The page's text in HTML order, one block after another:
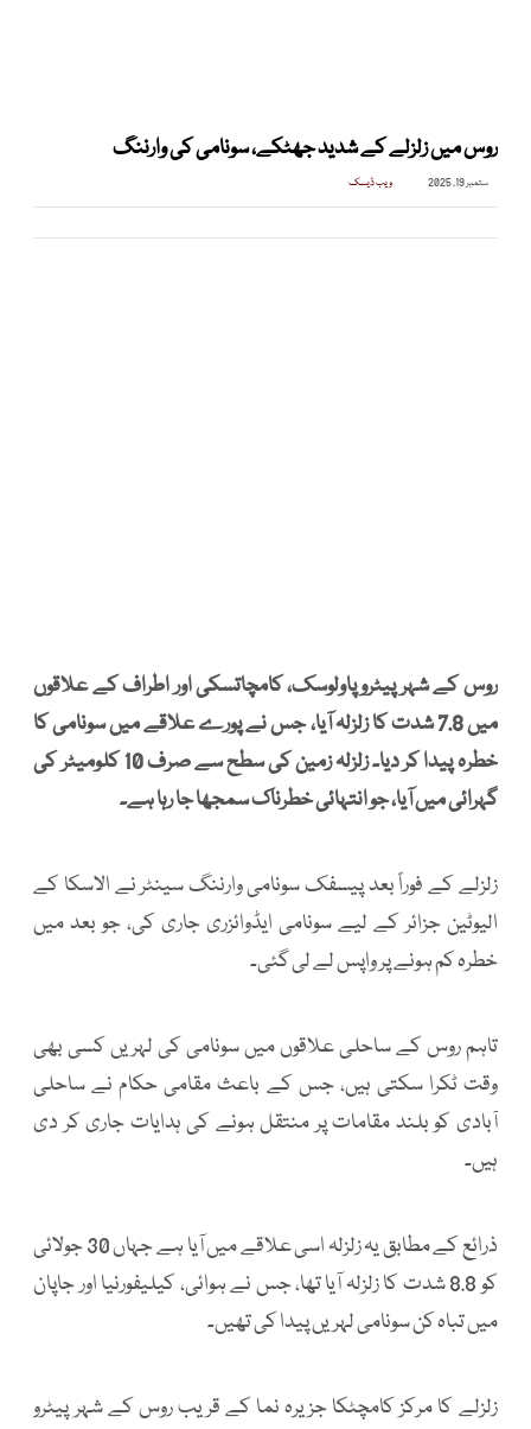
روس میں زلزلے کے شدید جھٹکے، سونامی کی وارننگ
ستمبر 19, 2025 ویب ڈیسک
روس کے شہر پیٹروپاولوسک، کامچاتسکی اور اطراف کے علاقوں
میں 7.8 شدت کا زلزلہ آیا، جس نے پورے علاقے میں سونامی کا
خطرہ پیدا کر دیا۔ زلزلہ زمین کی سطح سے صرف 10 کلومیٹر کی
گہرائی میں آیا، جو انتہائی خطرناک سمجھا جا رہا ہے۔
زلزلے کے فوراً بعد پیسفک سونامی وارننگ سینٹر نے الاسکا کے
الیوٹین جزائر کے لیے سونامی ایڈوائزری جاری کی، جو بعد میں
خطرہ کم ہونے پر واپس لے لی گئی۔
تاہم روس کے ساحلی علاقوں میں سونامی کی لہریں کسی بھی
وقت ٹکرا سکتی ہیں، جس کے باعث مقامی حکام نے ساحلی
آبادی کو بلند مقامات پر منتقل ہونے کی ہدایات جاری کر دی
ہیں۔
ذرائع کے مطابق یہ زلزلہ اسی علاقے میں آیا ہے جہاں 30 جولائی
کو 8.8 شدت کا زلزلہ آیا تھا، جس نے ہوائی، کیلیفورنیا اور جاپان
میں تباہ کن سونامی لہریں پیدا کی تھیں۔
زلزلے کا مرکز کامچٹکا جزیرہ نما کے قریب روس کے شہر پیٹرو